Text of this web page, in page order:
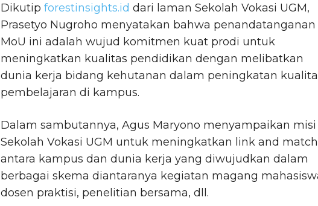
Dikutip forestinsights.id dari laman Sekolah Vokasi UGM,
Prasetyo Nugroho menyatakan bahwa penandatanganan
MoU ini adalah wujud komitmen kuat prodi untuk
meningkatkan kualitas pendidikan dengan melibatkan
dunia kerja bidang kehutanan dalam peningkatan
pembelajaran di kampus.
Dalam sambutannya, Agus Maryono menyampaikan misi
Sekolah Vokasi UGM untuk meningkatkan link and match
antara kampus dan dunia kerja yang diwujudkan dalam
berbagai skema diantaranya kegiatan magang
dosen praktisi, penelitian bersama, dll.